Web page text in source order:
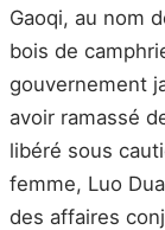
Gaoqi, au nom
bois de
gouvernement
avoir ramassé
libéré sous
femme, Luo
des affaires